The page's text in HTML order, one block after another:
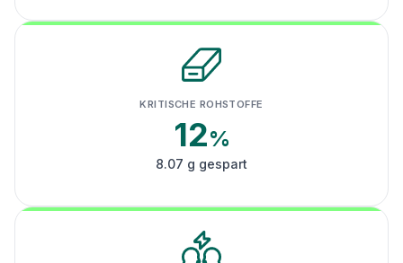
KRITISCHE ROHSTOFFE
12%
8.07 g gespart